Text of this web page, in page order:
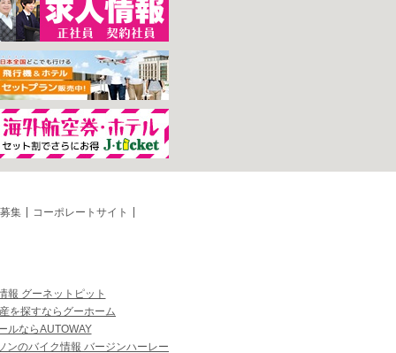
集 コーポレートサイト
報 グーネットピット
を探すならグーホーム
ルならAUTOWAY
ンのバイク情報 バージンハーレー